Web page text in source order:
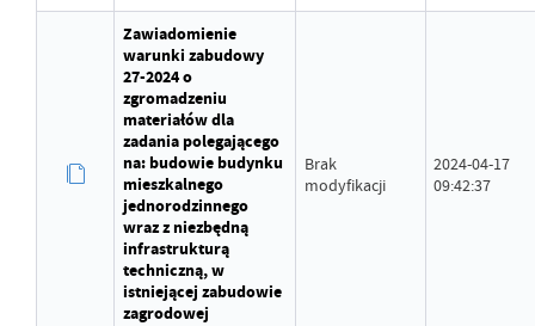
Zawiadomienie
warunki zabudowy
27-2024 o
zgromadzeniu
materiałów dla
zadania polegającego
na: budowie budynku
mieszkalnego
jednorodzinnego
wraz z niezbędną
infrastrukturą
techniczną, w
istniejącej zabudowie
zagrodowej
Brak
modyfikacji
2024-04-17
09:42:37